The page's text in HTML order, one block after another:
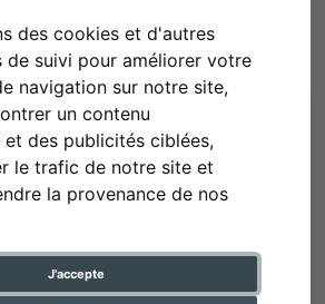
des cookies et d'autres
de suivi pour améliorer votre
navigation sur notre site,
un contenu
et des publicités ciblées,
le trafic de notre site et
la provenance de nos
J'accepte